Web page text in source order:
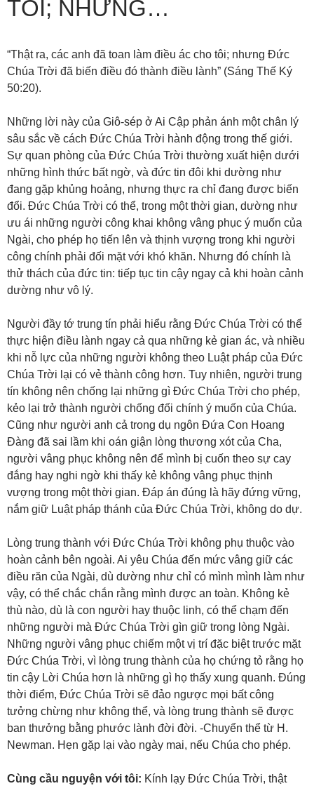
TÔI; NHƯNG…
“Thật ra, các anh đã toan làm điều ác cho tôi; nhưng Đức
Chúa Trời đã biến điều đó thành điều lành” (Sáng Thế Ký
50:20).
Những lời này của Giô-sép ở Ai Cập phản ánh một chân lý
sâu sắc về cách Đức Chúa Trời hành động trong thế giới.
Sự quan phòng của Đức Chúa Trời thường xuất hiện dưới
những hình thức bất ngờ, và đức tin đôi khi dường như
đang gặp khủng hoảng, nhưng thực ra chỉ đang được biến
đổi. Đức Chúa Trời có thể, trong một thời gian, dường như
ưu ái những người công khai không vâng phục ý muốn của
Ngài, cho phép họ tiến lên và thịnh vượng trong khi người
công chính phải đối mặt với khó khăn. Nhưng đó chính là
thử thách của đức tin: tiếp tục tin cậy ngay cả khi hoàn cảnh
dường như vô lý.
Người đầy tớ trung tín phải hiểu rằng Đức Chúa Trời có thể
thực hiện điều lành ngay cả qua những kẻ gian ác, và nhiều
khi nỗ lực của những người không theo Luật pháp của Đức
Chúa Trời lại có vẻ thành công hơn. Tuy nhiên, người trung
tín không nên chống lại những gì Đức Chúa Trời cho phép,
kẻo lại trở thành người chống đối chính ý muốn của Chúa.
Cũng như người anh cả trong dụ ngôn Đứa Con Hoang
Đàng đã sai lầm khi oán giận lòng thương xót của Cha,
người vâng phục không nên để mình bị cuốn theo sự cay
đắng hay nghi ngờ khi thấy kẻ không vâng phục thịnh
vượng trong một thời gian. Đáp án đúng là hãy đứng vững,
nắm giữ Luật pháp thánh của Đức Chúa Trời, không do dự.
Lòng trung thành với Đức Chúa Trời không phụ thuộc vào
hoàn cảnh bên ngoài. Ai yêu Chúa đến mức vâng giữ các
điều răn của Ngài, dù dường như chỉ có mình mình làm như
vậy, có thể chắc chắn rằng mình được an toàn. Không kẻ
thù nào, dù là con người hay thuộc linh, có thể chạm đến
những người mà Đức Chúa Trời gìn giữ trong lòng Ngài.
Những người vâng phục chiếm một vị trí đặc biệt trước mặt
Đức Chúa Trời, vì lòng trung thành của họ chứng tỏ rằng họ
tin cậy Lời Chúa hơn là những gì họ thấy xung quanh. Đúng
thời điểm, Đức Chúa Trời sẽ đảo ngược mọi bất công
tưởng chừng như không thể, và lòng trung thành sẽ được
ban thưởng bằng phước lành đời đời. -Chuyển thể từ H.
Newman. Hẹn gặp lại vào ngày mai, nếu Chúa cho phép.
Cùng cầu nguyện với tôi: Kính lạy Đức Chúa Trời, thật